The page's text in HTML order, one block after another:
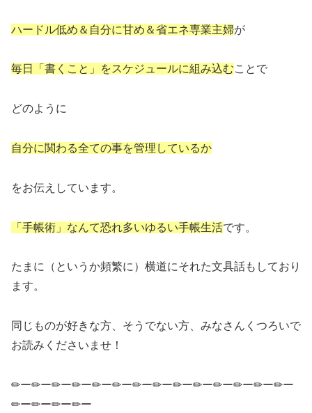
ハードル低め＆自分に甘め＆省エネ専業主婦が
毎日「書くこと」をスケジュールに組み込むことで
どのように
自分に関わる全ての事を管理しているか
をお伝えしています。
「手帳術」なんて恐れ多いゆるい手帳生活です。
たまに（というか頻繁に）横道にそれた文具話もしており
ます。
同じものが好きな方、そうでない方、みなさんくつろいで
お読みくださいませ！
✏ー✏ー✏ー✏ー✏ー✏ー✏ー✏ー✏ー✏ー✏ー✏ー✏ー✏ー
✏ー✏ー✏ー✏ー